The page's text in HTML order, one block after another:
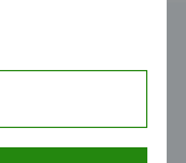
Institutet AB